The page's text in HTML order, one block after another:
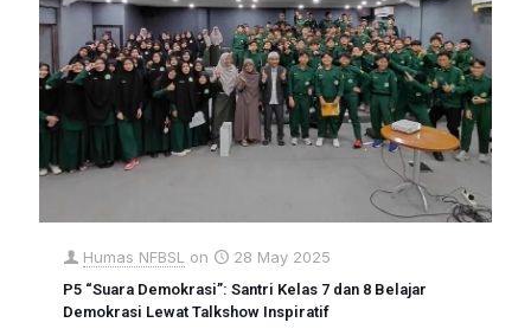
Humas NFBSL on 28 May 2025
P5 “Suara Demokrasi”: Santri Kelas 7 dan 8 Belajar
Demokrasi Lewat Talkshow Inspiratif